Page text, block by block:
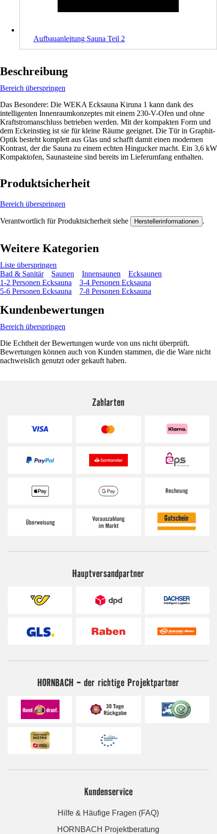
Aufbauanleitung Sauna Teil 2
Beschreibung
Bereich überspringen
Das Besondere: Die WEKA Ecksauna Kiruna 1 kann dank des
intelligenten Innenraumkonzeptes mit einem 230-V-Ofen und ohne
Kraftstromanschluss betrieben werden. Mit der kompakten Form und
dem Eckeinstieg ist sie für kleine Räume geeignet. Die Tür in Graphit-
Optik besteht komplett aus Glas und schafft damit einen modernen
Kontrast, der die Sauna zu einem echten Hingucker macht. Ein 3,6 kW
Kompaktofen, Saunasteine sind bereits im Lieferumfang enthalten.
Produktsicherheit
Bereich überspringen
Verantwortlich für Produktsicherheit siehe Herstellerinformationen .
Weitere Kategorien
Liste überspringen
Bad & Sanitär
Saunen Innensaunen
Ecksaunen
1-2 Personen Ecksauna
3-4 Personen Ecksauna
5-6 Personen Ecksauna
7-8 Personen Ecksauna
Kundenbewertungen
Bereich überspringen
Die Echtheit der Bewertungen wurde von uns nicht überprüft.
Bewertungen können auch von Kunden stammen, die die Ware nicht
nachweislich genutzt oder gekauft haben.
Zahlarten
Hauptversandpartner
HORNBACH - der richtige Projektpartner
Kundenservice
Hilfe & Häufige Fragen (FAQ)
HORNBACH Projektberatung